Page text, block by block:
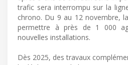
trafic sera interrompu sur la
chrono. Du 9 au 12 novembre,
permettre à près de 1 000
nouvelles installations.
Dès 2025, des travaux